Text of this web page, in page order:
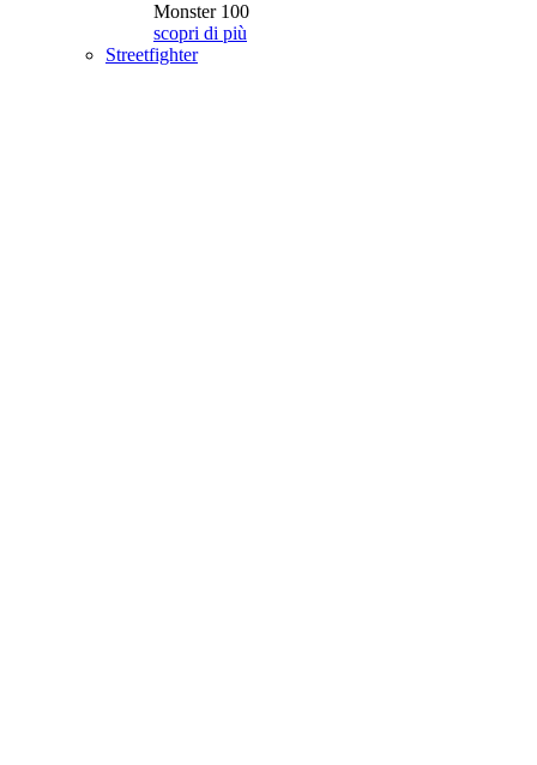
Monster 100
scopri di più
Streetfighter